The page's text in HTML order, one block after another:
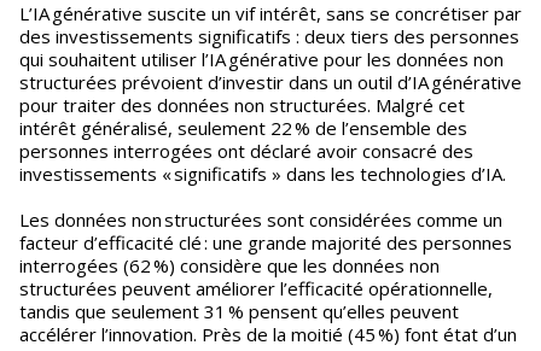
L’IA générative suscite un vif intérêt, sans se concrétiser par
des investissements significatifs : deux tiers des personnes
qui souhaitent utiliser l’IA générative pour les données non
structurées prévoient d’investir dans un outil d’IA générative
pour traiter des données non structurées. Malgré cet
intérêt généralisé, seulement 22 % de l’ensemble des
personnes interrogées ont déclaré avoir consacré des
investissements « significatifs » dans les technologies d’IA.
Les données non structurées sont considérées comme un
facteur d’efficacité clé : une grande majorité des personnes
interrogées (62 %) considère que les données non
structurées peuvent améliorer l’efficacité opérationnelle,
tandis que seulement 31 % pensent qu’elles peuvent
accélérer l’innovation. Près de la moitié (45 %) font état d’un